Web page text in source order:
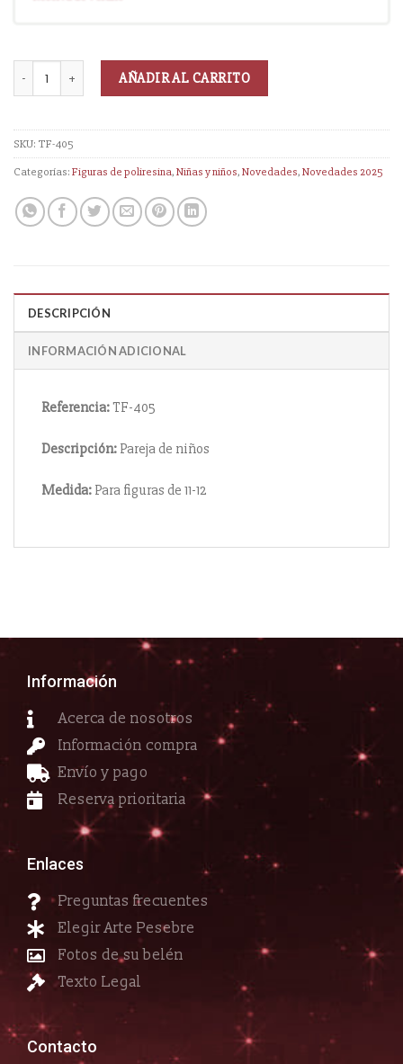
AÑADIR AL CARRITO
SKU: TF-405
Categorías:Figuras de poliresina,Niñas y niños,Novedades,Novedades 2025
DESCRIPCIÓN
INFORMACIÓN ADICIONAL
Referencia:TF-405
Descripción: Pareja de niños
Medida: Para figuras de 11-12
Información
Acerca de nosotros
Información compra
Envío y pago
Reserva prioritaria
Enlaces
Preguntas frecuentes
Elegir Arte Pesebre
Fotos de su belén
Texto Legal
Contacto